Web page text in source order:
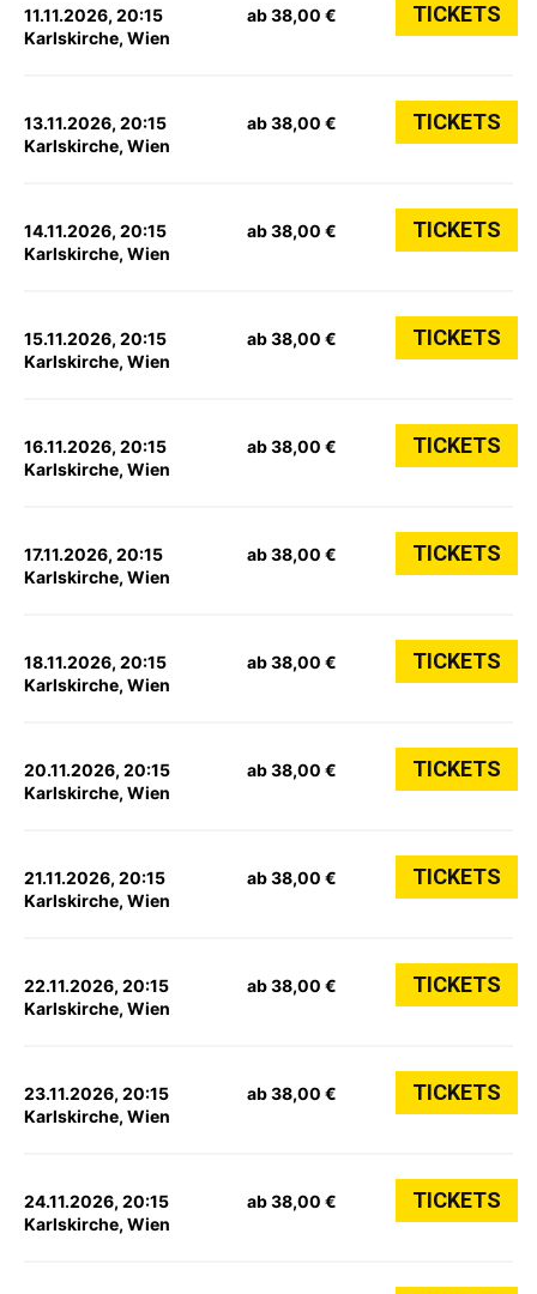
11.11.2026, 20:15
Karlskirche, Wien
ab 38,00 € TICKETS
13.11.2026, 20:15
Karlskirche, Wien
ab 38,00 € TICKETS
14.11.2026, 20:15
Karlskirche, Wien
ab 38,00 € TICKETS
15.11.2026, 20:15
Karlskirche, Wien
ab 38,00 € TICKETS
16.11.2026, 20:15
Karlskirche, Wien
ab 38,00 € TICKETS
17.11.2026, 20:15
Karlskirche, Wien
ab 38,00 € TICKETS
18.11.2026, 20:15
Karlskirche, Wien
ab 38,00 € TICKETS
20.11.2026, 20:15
Karlskirche, Wien
ab 38,00 € TICKETS
21.11.2026, 20:15
Karlskirche, Wien
ab 38,00 € TICKETS
22.11.2026, 20:15
Karlskirche, Wien
ab 38,00 € TICKETS
23.11.2026, 20:15
Karlskirche, Wien
ab 38,00 € TICKETS
24.11.2026, 20:15
Karlskirche, Wien
ab 38,00 € TICKETS